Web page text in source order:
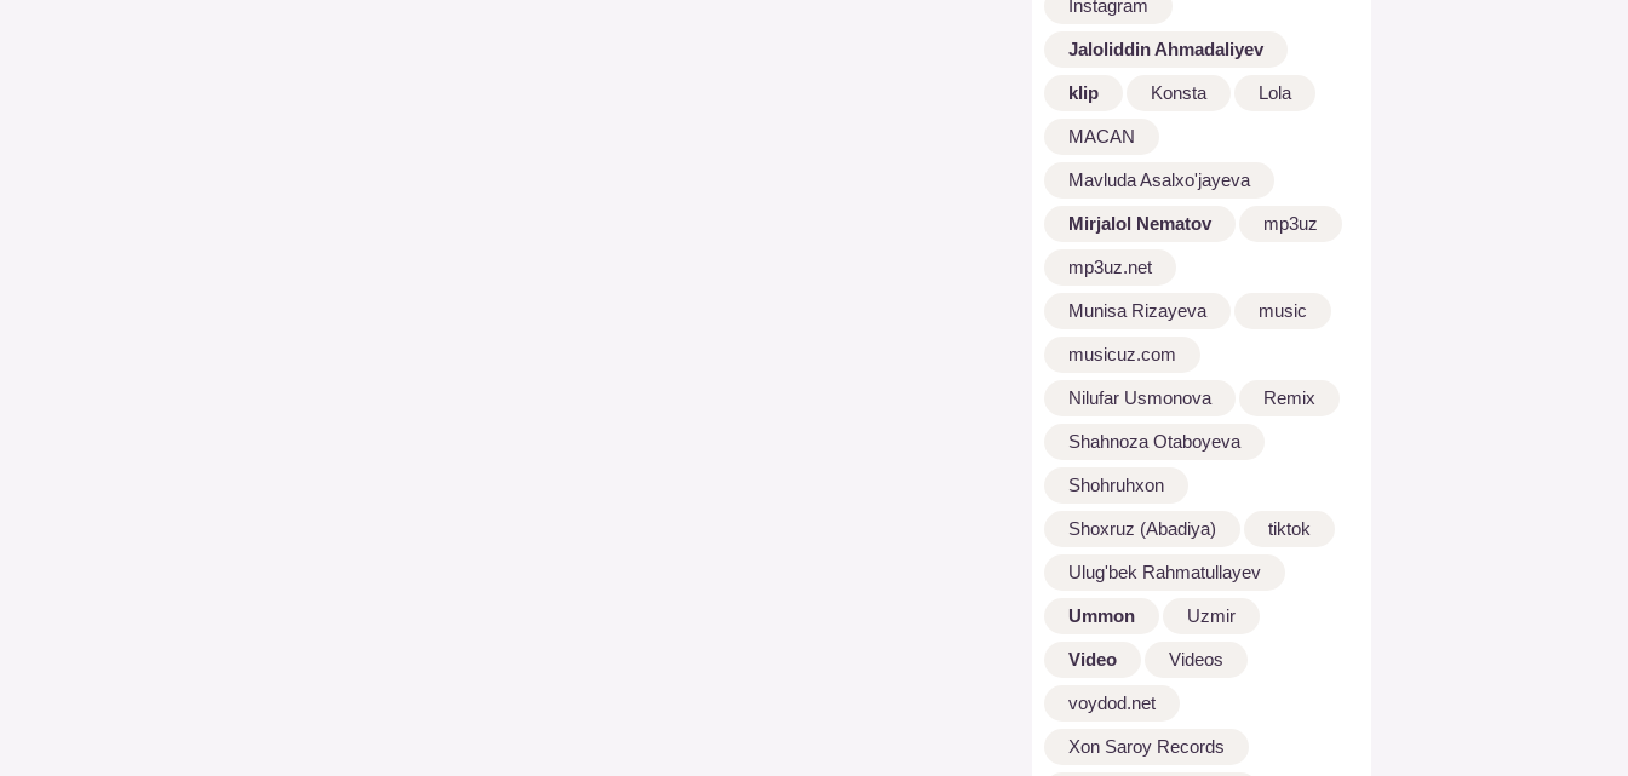
Instagram
Jaloliddin Ahmadaliyev
klip Konsta Lola
MACAN
Mavluda Asalxo'jayeva
Mirjalol Nematov mp3uz
mp3uz.net
Munisa Rizayeva music
musicuz.com
Nilufar Usmonova Remix
Shahnoza Otaboyeva
Shohruhxon
Shoxruz (Abadiya) tiktok
Ulug'bek Rahmatullayev
Ummon Uzmir
Video Videos
voydod.net
Xon Saroy Records